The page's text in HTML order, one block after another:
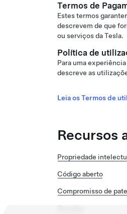
Termos de
Estes termos
descrevem de que
ou serviços da Tesla.
Política de
Para uma
descreve as
Leia os Termos de
Recursos
Propriedade
Código aberto
Compromisso de